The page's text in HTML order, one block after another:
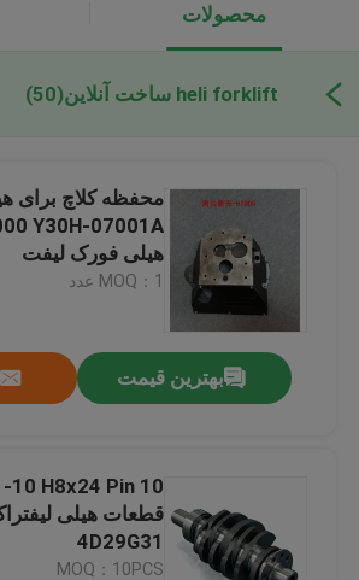
محصولات
heli forklift ساخت آنلاین (50)
محفظه کلاچ برای
هیلی فورک لیفت
MOQ：1 عدد
بهترین قیمت
قطعات هیلی
4D29G31
MOQ：10PCS